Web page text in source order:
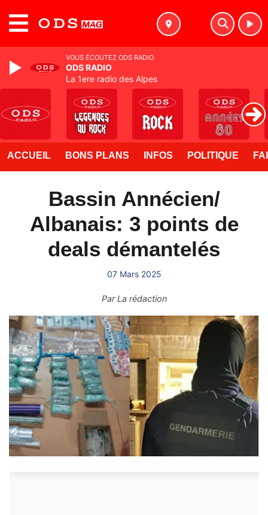
ACCUEIL BONS PLANS INFOS POLITIQUE
Bassin Annécien/
Albanais: 3 points de
deals démantelés
07 Mars 2025
ParLa rédaction
VOUS ÉCOUTEZ ODS RADIO
ODS RADIO
La 1ere radio des Alpes